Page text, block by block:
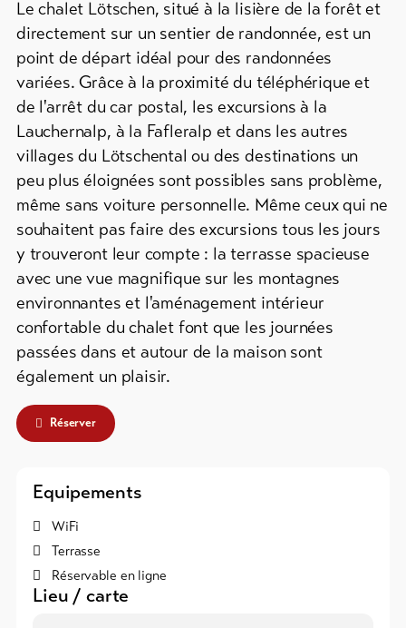
&
Service
Actualités
Webcams
Météo
DEENFR
groupes
Campings
/
Emplacements
de
tentes
Refuges
de
montagne
/
Auberges
Plus
de
Hébergements
Shops
Forfaits
Forfaits
VTT
Le chalet Lötschen, situé à la lisière de la forêt et
directement sur un sentier de randonnée, est un
point de départ idéal pour des randonnées
variées. Grâce à la proximité du téléphérique et
de l'arrêt du car postal, les excursions à la
Lauchernalp, à la Fafleralp et dans les autres
villages du Lötschental ou des destinations un
peu plus éloignées sont possibles sans problème,
même sans voiture personnelle. Même ceux qui ne
souhaitent pas faire des excursions tous les jours
y trouveront leur compte : la terrasse spacieuse
avec une vue magnifique sur les montagnes
environnantes et l'aménagement intérieur
confortable du chalet font que les journées
passées dans et autour de la maison sont
également un plaisir.
Réserver
Equipements
WiFi
Terrasse
Réservable en ligne
Lieu / carte